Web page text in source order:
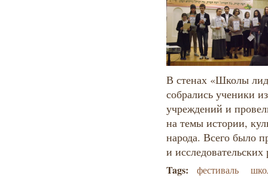
В стенах «Школы
собрались ученики
учреждений и
на темы истории,
народа. Всего было
и исследовательских
Tags: фестиваль